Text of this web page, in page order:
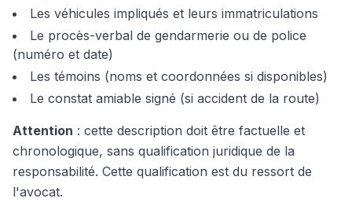
Les véhicules impliqués et leurs immatriculations
Le procès-verbal de gendarmerie ou de police
(numéro et date)
Les témoins (noms et coordonnées si disponibles)
Le constat amiable signé (si accident de la route)
Attention : cette description doit être factuelle et
chronologique, sans qualification juridique de la
responsabilité. Cette qualification est du ressort de
l'avocat.